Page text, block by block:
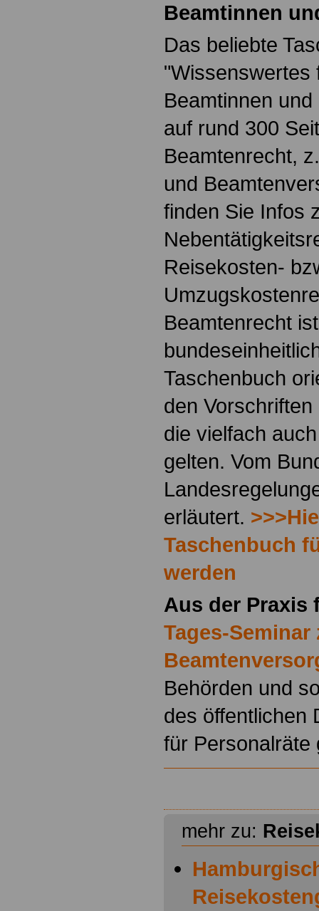
Beamtinnen
Das beliebte
"Wissenswertes
Beamtinnen
auf rund 300
Beamtenrecht,
und
finden Sie Infos
Reisekosten-
Beamtenrecht
Taschenbuch
den
die vielfach
gelten. Vom
erläutert.
Taschenbuch
werden
Aus der Praxis
Tages-Seminar
Behörden und
des öffentlichen
für Personalräte
mehr zu: